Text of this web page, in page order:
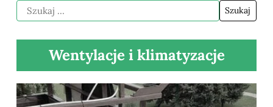
Wentylacje i klimatyzacje